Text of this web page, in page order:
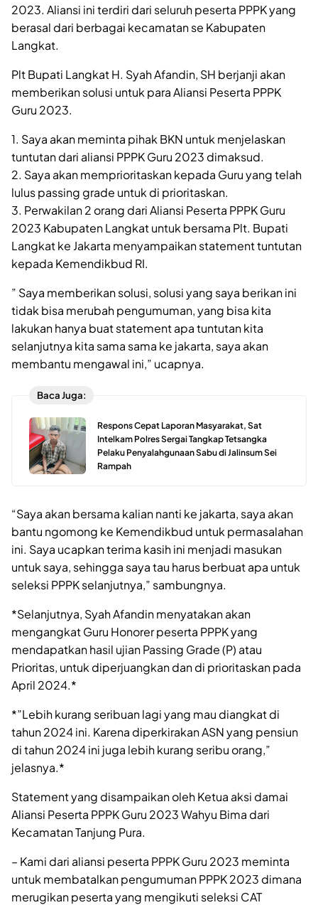
2023. Aliansi ini terdiri dari seluruh peserta PPPK yang
berasal dari berbagai kecamatan se Kabupaten
Langkat.
Plt Bupati Langkat H. Syah Afandin, SH berjanji akan
memberikan solusi untuk para Aliansi Peserta PPPK
Guru 2023.
1. Saya akan meminta pihak BKN untuk menjelaskan
tuntutan dari aliansi PPPK Guru 2023 dimaksud.
2. Saya akan memprioritaskan kepada Guru yang telah
lulus passing grade untuk di prioritaskan.
3. Perwakilan 2 orang dari Aliansi Peserta PPPK Guru
2023 Kabupaten Langkat untuk bersama Plt. Bupati
Langkat ke Jakarta menyampaikan statement tuntutan
kepada Kemendikbud RI.
” Saya memberikan solusi, solusi yang saya berikan ini
tidak bisa merubah pengumuman, yang bisa kita
lakukan hanya buat statement apa tuntutan kita
selanjutnya kita sama sama ke jakarta, saya akan
membantu mengawal ini,” ucapnya.
Baca Juga:
Respons Cepat Laporan Masyarakat, Sat
Intelkam Polres Sergai Tangkap Tetsangka
Pelaku Penyalahgunaan Sabu di Jalinsum Sei
Rampah
“Saya akan bersama kalian nanti ke jakarta, saya akan
bantu ngomong ke Kemendikbud untuk permasalahan
ini. Saya ucapkan terima kasih ini menjadi masukan
untuk saya, sehingga saya tau harus berbuat apa untuk
seleksi PPPK selanjutnya,” sambungnya.
*Selanjutnya, Syah Afandin menyatakan akan
mengangkat Guru Honorer peserta PPPK yang
mendapatkan hasil ujian Passing Grade (P) atau
Prioritas, untuk diperjuangkan dan di prioritaskan pada
April 2024.*
*”Lebih kurang seribuan lagi yang mau diangkat di
tahun 2024 ini. Karena diperkirakan ASN yang pensiun
di tahun 2024 ini juga lebih kurang seribu orang,”
jelasnya.*
Statement yang disampaikan oleh Ketua aksi damai
Aliansi Peserta PPPK Guru 2023 Wahyu Bima dari
Kecamatan Tanjung Pura.
– Kami dari aliansi peserta PPPK Guru 2023 meminta
untuk membatalkan pengumuman PPPK 2023 dimana
merugikan peserta yang mengikuti seleksi CAT